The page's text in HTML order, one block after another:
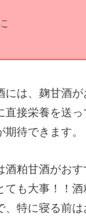
には、麹甘酒
直接栄養を送
待できます。
酒粕甘酒がお
ても大事！！
、特に寝る前